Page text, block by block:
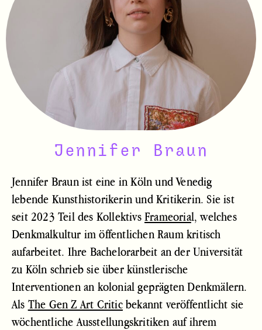
Jennifer Braun
Jennifer Braun ist eine in Köln und Venedig
lebende Kunsthistorikerin und Kritikerin. Sie ist
seit 2023 Teil des KollektivsFrameorial,welches
Denkmalkultur im öffentlichen Raum kritisch
aufarbeitet. Ihre Bachelorarbeit an der Universität
zu Köln schrieb sie über künstlerische
Interventionen an kolonial geprägten Denkmälern.
Als The Gen Z Art Criticbekannt veröffentlicht sie
wöchentliche Ausstellungskritiken auf ihrem